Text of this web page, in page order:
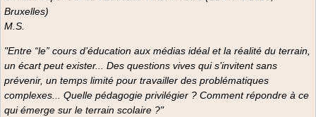
ce qu’ils vivent en tant que mère ou en tant que père.
Le lecteur peut lire ce qu’il intéresse et laissez de côté,
par exemple, la partie plus théorique.
La brochure a été réalisée à partir de l’ouvrage suivant :
POURTOIS Jean-Pierre, DESMET Huguette,
L’éducation
postmoderne, PUF, Paris, 1997, Réédité en 1998 et
2002.
Prix de vente : 10 €
Bruxelles)
M.S.
"Entre “le” cours d’éducation aux médias idéal et la réalité du terrain,
un écart peut exister... Des questions vives qui s’invitent sans
prévenir, un temps limité pour travailler des problématiques
complexes... Quelle pédagogie privilégier ? Comment répondre à ce
qui émerge sur le terrain scolaire ?"